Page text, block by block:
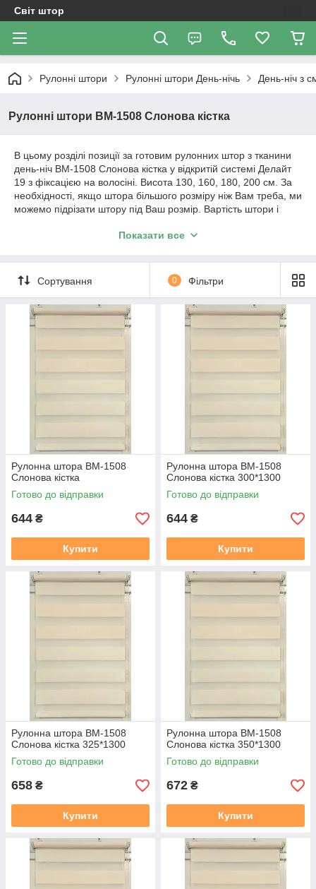
Світ штор
Рулонні штори Рулоннi штори День-нiчь День-ніч з
Рулонні штори ВМ-1508 Слонова кістка
В цьому розділі позиції за готовим рулонних штор з тканини
день-ніч ВМ-1508 Слонова кістка у відкритій системі Делайт
19 з фіксацією на волосіні. Висота 130, 160, 180, 200 см. За
необхідності, якщо штора більшого розміру ніж Вам треба, ми
можемо підрізати штору під Ваш розмір. Вартість штори і
Важливо!!! Як відбувається робота з нами. Ми
працюємо з усією Україною!
дзвінком або повідомленням в Вайбер.
2. Термін виготовлення 3-5 днів, залежно від тканини, і від
даними у замовленні. Усі відправки відбуваються у
немає Вайбера, то звичайним СМС!!!
В даному розділі вказана ціна на рулонні штори у відкритій
системі (Делайт 19), ширина штори вказана з тканини, отже
готовий замовлення входить повний монтажний комплект
алюмінієвої круглої планкою), саморізи, для відкритої
системи Делайт 19 фіксація на волосіні. Штора
прикручується до вікна за допомогою саморізів, вони в
комплекті є.
Заміряти потрібно скло плюс штапик з двох сторін, там де
штапик входить в раму є стик, ось від такого стику з одного
боку, до такого ж стику з іншого боку, це і буде розмір по
тканині який вказаний на сайті.
https://mir-shtor.org/cp49985-
Показати все
Сортування 0 Фільтри
Рулонна штора ВМ-1508
Слонова кiстка
Готово до відправки
644 ₴
Купити
Рулонна штора ВМ-1508
Слонова кiстка 300*1300
Готово до відправки
644 ₴
Купити
Рулонна штора ВМ-1508
Слонова кiстка 325*1300
Готово до відправки
658 ₴
Купити
Рулонна штора ВМ-1508
Слонова кiстка 350*1300
Готово до відправки
672 ₴
Купити